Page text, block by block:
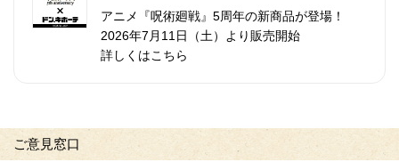
アニメ『呪術廻戦』5周年の新商品が登場！
2026年7月11日（土）より販売開始
詳しくはこちら
ご意見窓口